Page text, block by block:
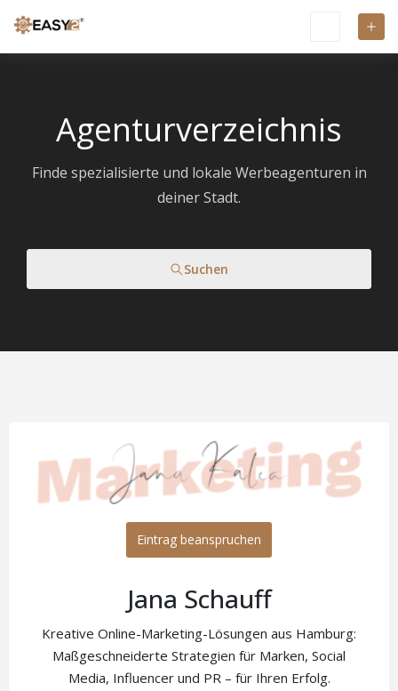
Agenturverzeichnis
Finde spezialisierte und lokale Werbeagenturen in
deiner Stadt.
Suchen
Eintrag beanspruchen
Jana Schauff
Kreative Online-Marketing-Lösungen aus Hamburg:
Maßgeschneiderte Strategien für Marken, Social
Media, Influencer und PR – für Ihren Erfolg.